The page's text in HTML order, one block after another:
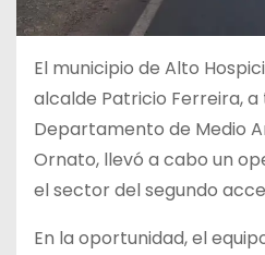
El municipio de Alto
alcalde Patricio Ferreira, a
Departamento de Medio
Ornato, llevó a cabo un
el sector del segundo
En la oportunidad, el